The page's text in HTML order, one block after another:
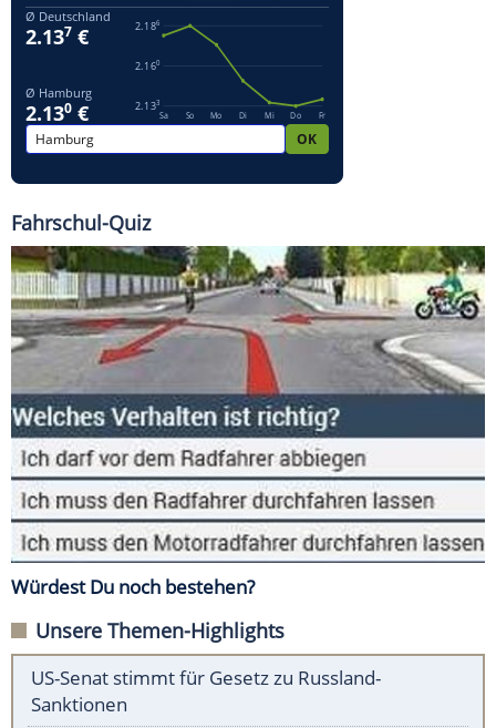
Fahrschul-Quiz
Würdest Du noch bestehen?
Unsere Themen-Highlights
US-Senat stimmt für Gesetz zu Russland-
Sanktionen